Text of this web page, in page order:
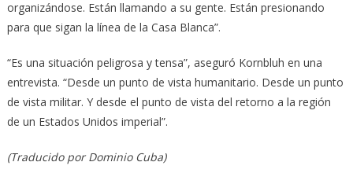
organizándose. Están llamando a su gente. Están presionando
para que sigan la línea de la Casa Blanca”.
“Es una situación peligrosa y tensa”, aseguró Kornbluh en una
entrevista. “Desde un punto de vista humanitario. Desde un punto
de vista militar. Y desde el punto de vista del retorno a la región
de un Estados Unidos imperial”.
(Traducido por Dominio Cuba)